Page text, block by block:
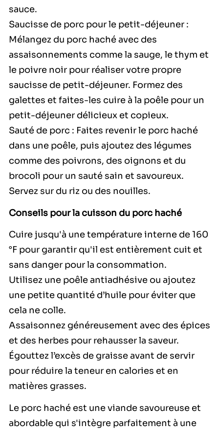
sauce.
Saucisse de porc pour le petit-déjeuner :
Mélangez du porc haché avec des
assaisonnements comme la sauge, le thym et
le poivre noir pour réaliser votre propre
saucisse de petit-déjeuner. Formez des
galettes et faites-les cuire à la poêle pour un
petit-déjeuner délicieux et copieux.
Sauté de porc : Faites revenir le porc haché
dans une poêle, puis ajoutez des légumes
comme des poivrons, des oignons et du
brocoli pour un sauté sain et savoureux.
Servez sur du riz ou des nouilles.
Conseils pour la cuisson du porc haché
Cuire jusqu'à une température interne de 160
°F pour garantir qu'il est entièrement cuit et
sans danger pour la consommation.
Utilisez une poêle antiadhésive ou ajoutez
une petite quantité d’huile pour éviter que
cela ne colle.
Assaisonnez généreusement avec des épices
et des herbes pour rehausser la saveur.
Égouttez l’excès de graisse avant de servir
pour réduire la teneur en calories et en
matières grasses.
Le porc haché est une viande savoureuse et
abordable qui s'intègre parfaitement à une